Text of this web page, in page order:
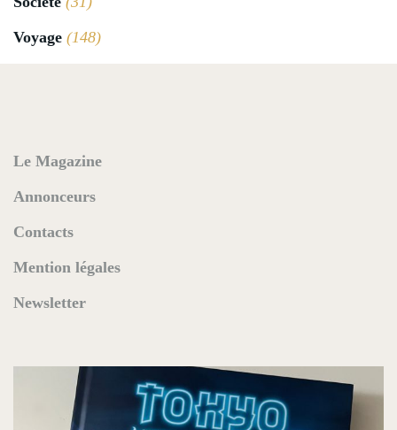
Voyage (148)
Le Magazine
Annonceurs
Contacts
Mention légales
Newsletter